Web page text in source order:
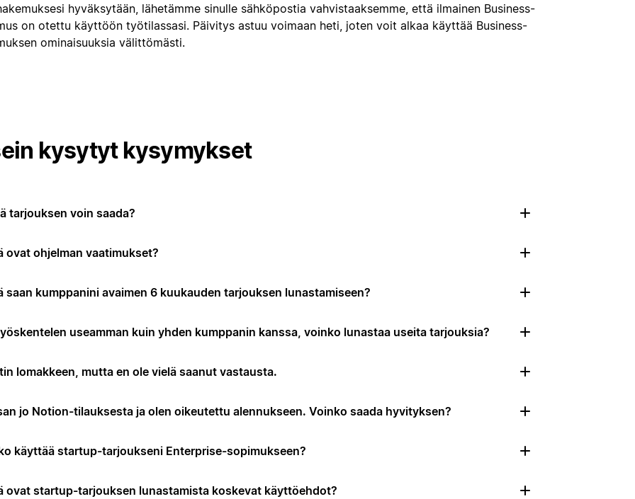
hyväksytään, lähetämme sinulle sähköpostia vahvistaaksemme, että ilmainen Business-
on otettu käyttöön työtilassasi. Päivitys astuu voimaan heti, joten voit alkaa käyttää Business-
ominaisuuksia välittömästi.
kysytyt kysymykset
tarjouksen voin saada?
ovat ohjelman vaatimukset?
saan kumppanini avaimen 6 kuukauden tarjouksen lunastamiseen?
useamman kuin yhden kumppanin kanssa, voinko lunastaa useita tarjouksia?
lomakkeen, mutta en ole vielä saanut vastausta.
jo Notion-tilauksesta ja olen oikeutettu alennukseen. Voinko saada hyvityksen?
käyttää startup-tarjoukseni Enterprise-sopimukseen?
ovat startup-tarjouksen lunastamista koskevat käyttöehdot?